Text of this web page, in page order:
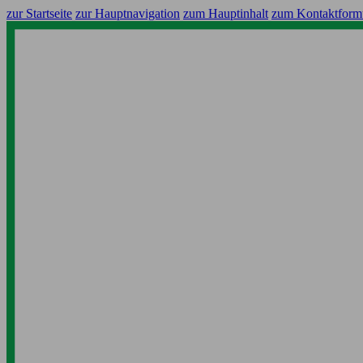
zur Startseite zur Hauptnavigation zum Hauptinhalt zum